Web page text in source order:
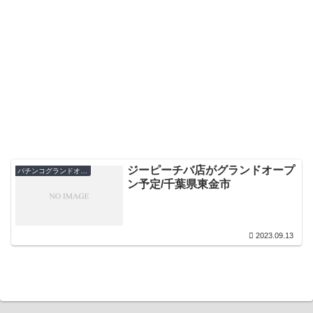
ジーピーチバ店がグランドオープ
ン予定/千葉県東金市
2023.09.13